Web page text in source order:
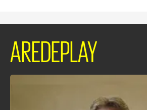
AREDEPLAY